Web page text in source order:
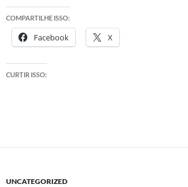
COMPARTILHE ISSO:
Facebook X
CURTIR ISSO:
UNCATEGORIZED